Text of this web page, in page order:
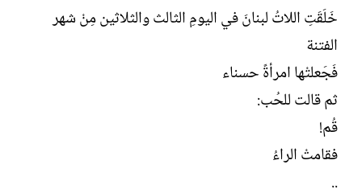
ء
خَلَقَتِ اللاتُ لبنانَ في اليومِ الثالث والثلاثين مِنْ شهر
الفتنة
فَجَعلتْها امرأةً حسناء
ثم قالت للحُب:
قُم!
فقامتْ الراءُ
..